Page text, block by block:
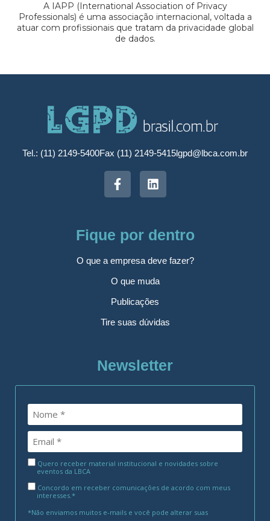
A IAPP (International Association of Privacy
Professionals) é uma associação internacional, voltada a
atuar com profissionais que tratam da privacidade global
de dados.
Tel.: (11) 2149-5400Fax (11) 2149-5415lgpd@lbca.com.br
Fique por dentro
O que a empresa deve fazer?
O que muda
Publicações
Tire suas dúvidas
Newsletter
Quero receber material institucional e novidades sobre
eventos da LBCA
Concordo em receber comunicações de acordo com meus
interesses.*
*Não enviamos muitos e-mails e você pode alterar suas